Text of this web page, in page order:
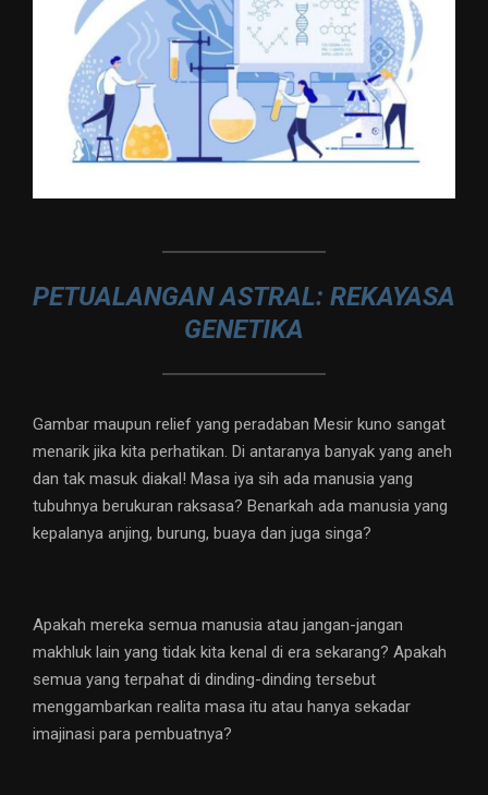
PETUALANGAN ASTRAL: REKAYASA
GENETIKA
Gambar maupun relief yang peradaban Mesir kuno sangat
menarik jika kita perhatikan. Di antaranya banyak yang aneh
dan tak masuk diakal! Masa iya sih ada manusia yang
tubuhnya berukuran raksasa? Benarkah ada manusia yang
kepalanya anjing, burung, buaya dan juga singa?
Apakah mereka semua manusia atau jangan-jangan
makhluk lain yang tidak kita kenal di era sekarang? Apakah
semua yang terpahat di dinding-dinding tersebut
menggambarkan realita masa itu atau hanya sekadar
imajinasi para pembuatnya?